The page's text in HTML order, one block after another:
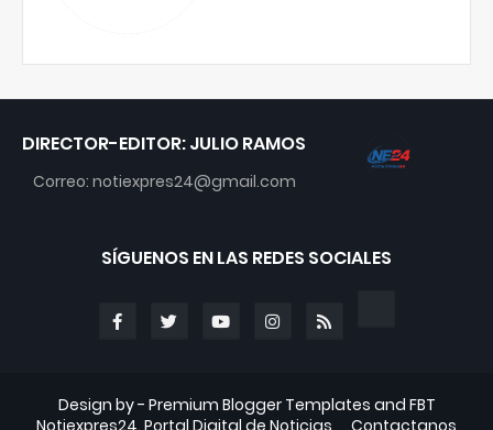
DIRECTOR-EDITOR: JULIO RAMOS
Correo: notiexpres24@gmail.com
SÍGUENOS EN LAS REDES SOCIALES
Design by - Premium Blogger Templates and FBT
Notiexpres24. Portal Digital de Noticias
Contactanos